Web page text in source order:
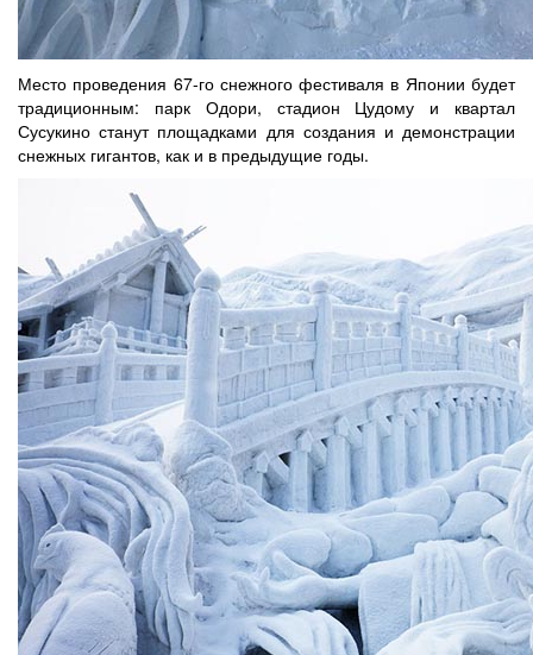
Место проведения 67-го снежного фестиваля в Японии будет
традиционным: парк Одори, стадион Цудому и квартал
Сусукино станут площадками для создания и демонстрации
снежных гигантов, как и в предыдущие годы.